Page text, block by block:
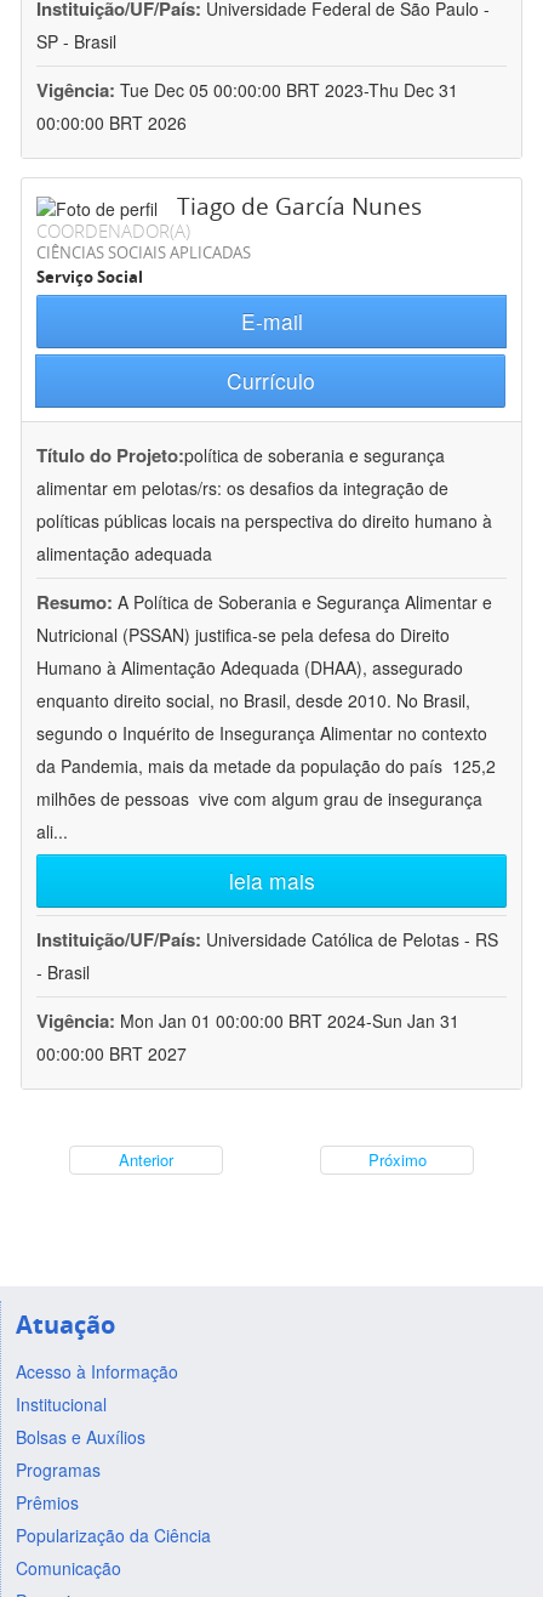
Instituição/UF/País: Universidade Federal de São Paulo -
SP - Brasil
Vigência: Tue Dec 05 00:00:00 BRT 2023-Thu Dec 31
00:00:00 BRT 2026
Tiago de García Nunes
COORDENADOR(A)
CIÊNCIAS SOCIAIS APLICADAS
Serviço Social
E-mail
Currículo
Título do Projeto:política de soberania e segurança
alimentar em pelotas/rs: os desafios da integração de
políticas públicas locais na perspectiva do direito humano à
alimentação adequada
Resumo: A Política de Soberania e Segurança Alimentar e
Nutricional (PSSAN) justifica-se pela defesa do Direito
Humano à Alimentação Adequada (DHAA), assegurado
enquanto direito social, no Brasil, desde 2010. No Brasil,
segundo o Inquérito de Insegurança Alimentar no contexto
da Pandemia, mais da metade da população do país  125,2
milhões de pessoas  vive com algum grau de insegurança
ali...
leia mais
Instituição/UF/País: Universidade Católica de Pelotas - RS
- Brasil
Vigência: Mon Jan 01 00:00:00 BRT 2024-Sun Jan 31
00:00:00 BRT 2027
Anterior Próximo
Atuação
Acesso à Informação
Institucional
Bolsas e Auxílios
Programas
Prêmios
Popularização da Ciência
Comunicação